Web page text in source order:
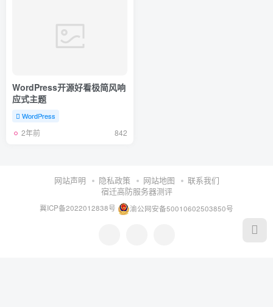
WordPress开源好看极简风响
应式主题
WordPress
2年前 842
网站声明 隐私政策 网站地图
联系我们
宿迁高防服务器测评
冀ICP备2022012838号 渝公网安备50010602503850号